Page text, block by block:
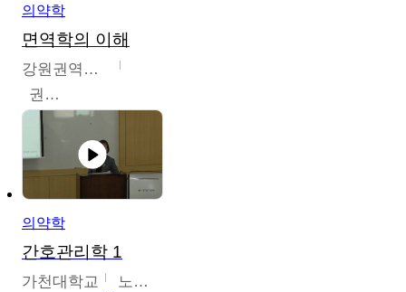
의약학
면역학의 이해
강원권역센터
권보인
의약학
간호관리학 1
가천대학교 노원정